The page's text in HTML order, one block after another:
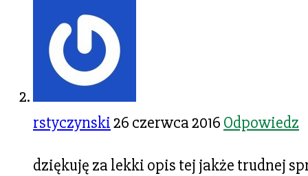
rstyczynski26 czerwca 2016 Odpowiedz
dziękuję za lekki opis tej jakże trudnej